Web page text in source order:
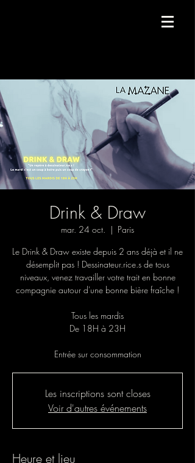
Drink & Draw
mar. 24 oct.
  |
Paris
Le Drink & Draw existe depuis 2 ans déjà et il ne
désemplit pas ! Dessinateur.rice.s de tous
niveaux, venez travailler votre trait en bonne
compagnie autour d'une bonne bière fraîche !
Tous les mardis
De 18H à 23H
Entrée sur consommation
Les inscriptions sont closes
Voir d'autres événements
Heure et lieu